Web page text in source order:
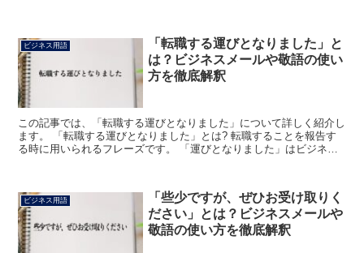
ビジネス用語
「転職する運びとなりました」と
は？ビジネスメールや敬語の使い
方を徹底解釈
この記事では、「転職する運びとなりました」について詳しく紹介し
ます。 「転職する運びとなりました」とは? 転職することを報告す
る時に用いられるフレーズです。 「運びとなりました」はビジネス
ビジネス用語
「些少ですが、ぜひお受け取りく
ださい」とは？ビジネスメールや
敬語の使い方を徹底解釈